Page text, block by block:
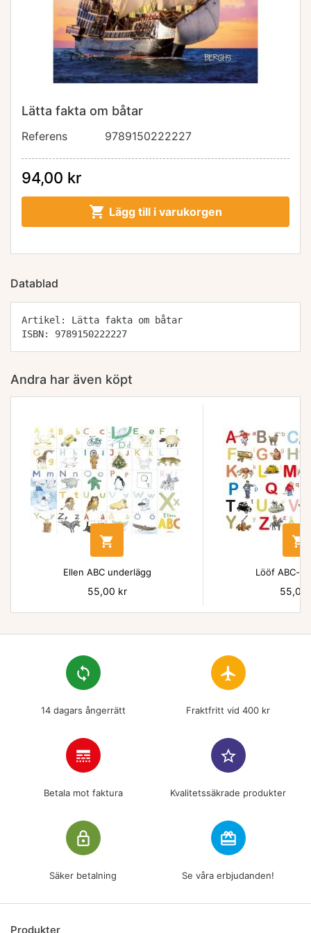
Lätta fakta om båtar
Referens 9789150222227
94,00 kr
 Lägg till i varukorgen
Datablad
Artikel: Lätta fakta om båtar
ISBN: 9789150222227
Andra har även köpt

Ellen ABC underlägg
Pris
55,00 kr

Lööf ABC-
Pris
55,00
loop
14 dagars ångerrätt
flight
Fraktfritt vid 400 kr
line_style
Betala mot faktura
star_border
Kvalitetssäkrade produkter
lock_outline
Säker betalning
redeem
Se våra erbjudanden!
Produkter